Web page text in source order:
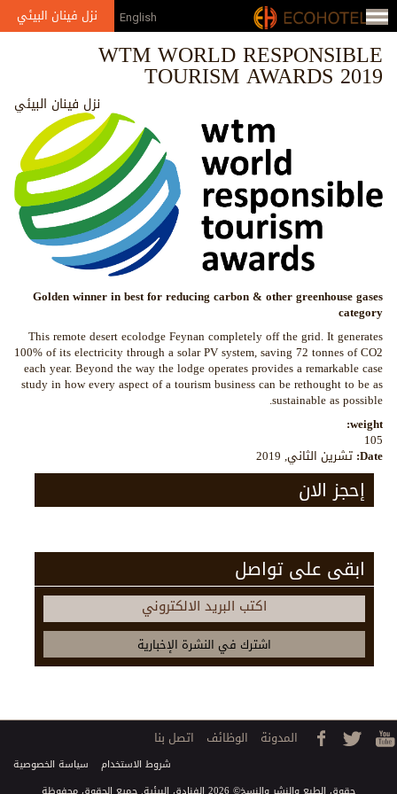
Jump to navigation
English نزل فينان البيئي
WTM WORLD RESPONSIBLE
TOURISM AWARDS 2019
نزل فينان البيئي
Golden winner in best for reducing carbon & other greenhouse gases
category
This remote desert ecolodge Feynan completely off the grid. It generates
100% of its electricity through a solar PV system, saving 72 tonnes of CO2
each year. Beyond the way the lodge operates provides a remarkable case
study in how every aspect of a tourism business can be rethought to be as
sustainable as possible.
weight:
105
Date: تشرين الثاني, 2019
إحجز الان
ابقى على تواصل
اكتب البريد الالكتروني
المدونة الوظائف اتصل بنا
سياسة الخصوصية شروط الاستخدام